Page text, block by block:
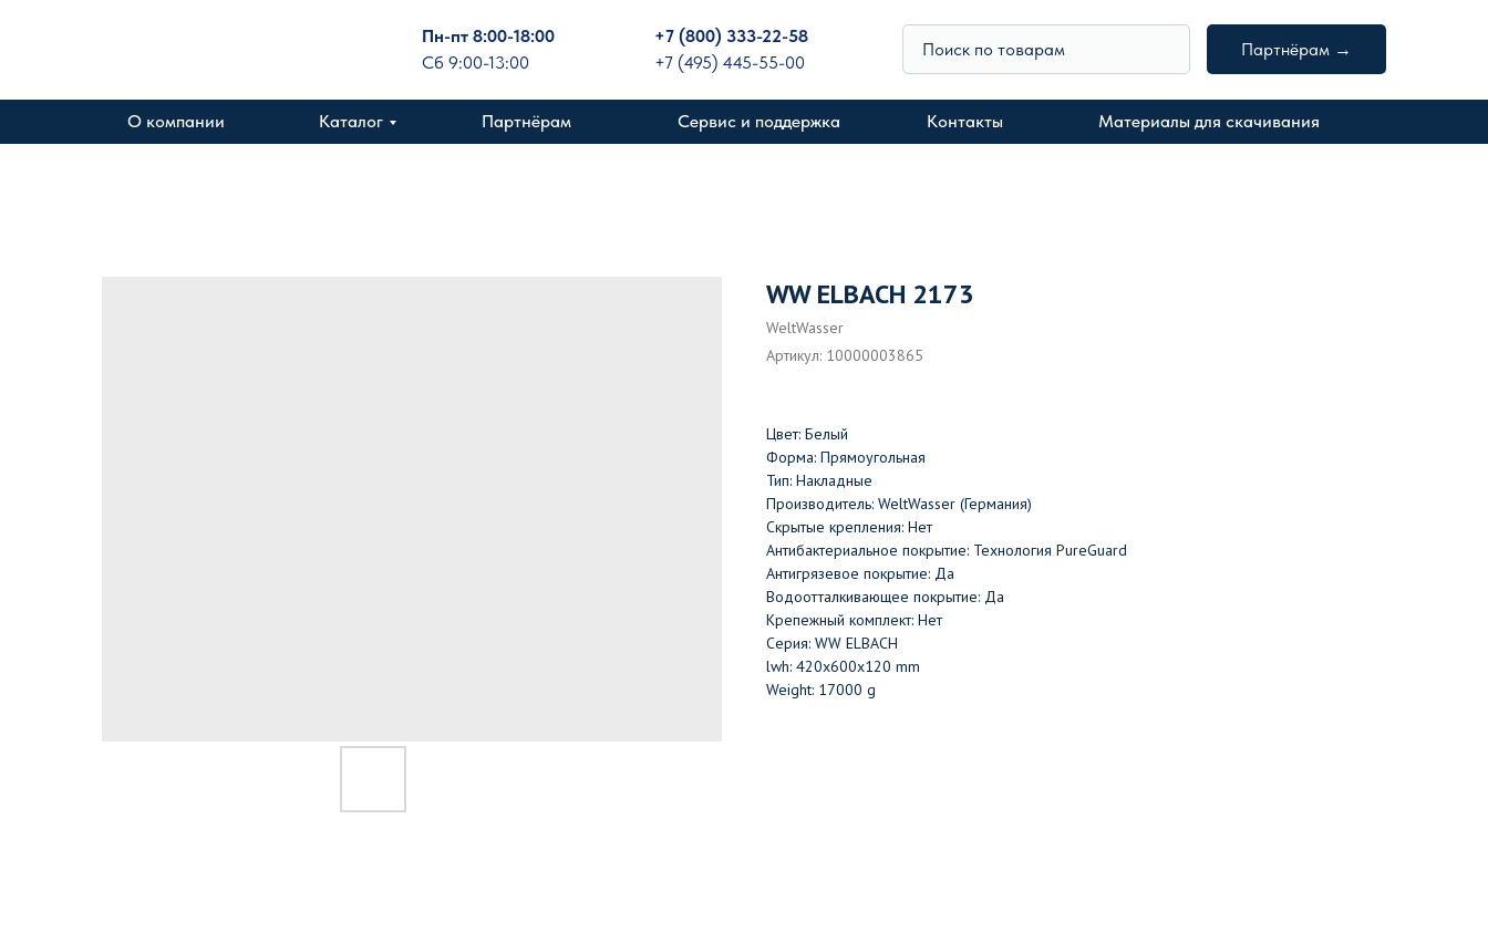
Партнёрам →
О компании Материалы для скачивания
Каталог Партнёрам Сервис и поддержка Контакты
Пн-пт 8:00-18:00
Сб 9:00-13:00
+7 (800) 333-22-58
+7 (495) 445-55-00
Поиск по товарам
WW ELBACH 2173
WeltWasser
Артикул: 10000003865
Цвет: Белый
Форма: Прямоугольная
Тип: Накладные
Производитель: WeltWasser (Германия)
Скрытые крепления: Нет
Антибактериальное покрытие: Технология PureGuard
Антигрязевое покрытие: Да
Водоотталкивающее покрытие: Да
Крепежный комплект: Нет
Серия: WW ELBACH
lwh: 420x600x120 mm
Weight: 17000 g